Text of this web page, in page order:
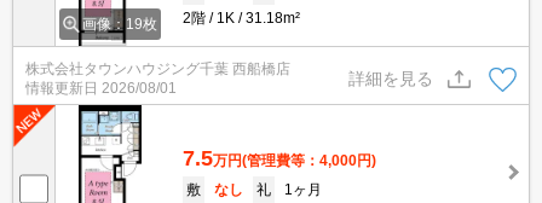
画像：19枚
2階
1K 31.18m²
株式会社タウンハウジング千葉 西船橋店
情報更新日 2026/08/01
詳細を見る
7.5万円(管理費等：4,000円)
敷
なし 礼
1ヶ月